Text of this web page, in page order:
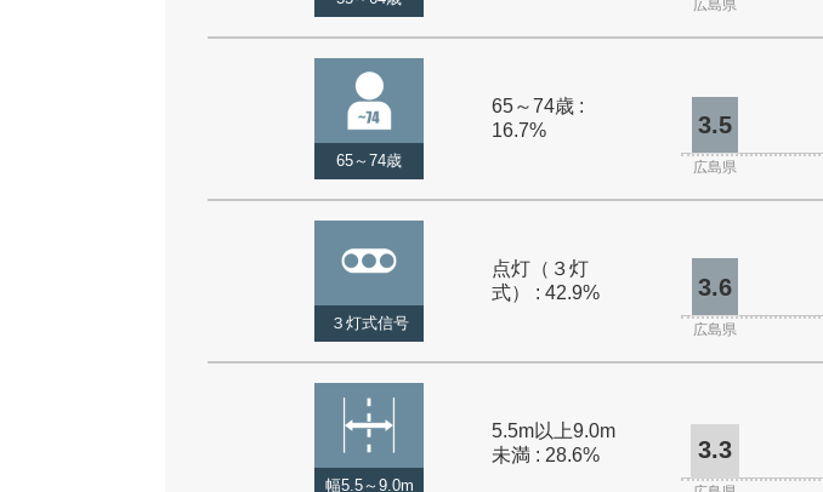
広島県
65～74歳
65～74歳 :
16.7%
3.5
広島県
３灯式信号
点灯（３灯
式） : 42.9%
3.6
広島県
幅5.5～9.0m
5.5m以上9.0m
未満 : 28.6%
3.3